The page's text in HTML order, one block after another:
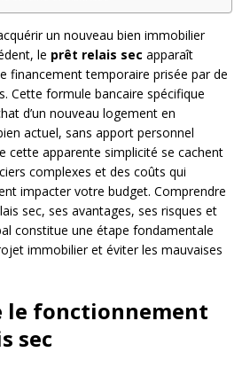
un nouveau bien immobilier
le prêt relais sec apparaît
financement temporaire prisée par de
Cette formule bancaire spécifique
d’un nouveau logement en
actuel, sans apport personnel
cette apparente simplicité se cachent
complexes et des coûts qui
impacter votre budget. Comprendre
sec, ses avantages, ses risques et
constitue une étape fondamentale
immobilier et éviter les mauvaises
le fonctionnement
sec